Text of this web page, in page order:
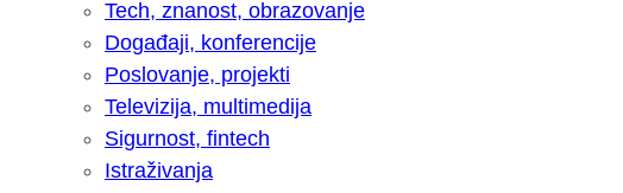
Tech, znanost, obrazovanje
Događaji, konferencije
Poslovanje, projekti
Televizija, multimedija
Sigurnost, fintech
Istraživanja